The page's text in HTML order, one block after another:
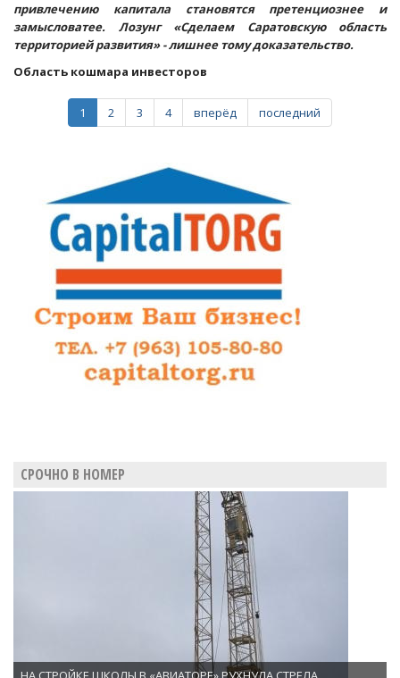
привлечению капитала становятся претенциознее и
замысловатее. Лозунг «Сделаем Саратовскую область
территорией развития» - лишнее тому доказательство.
Область кошмара инвесторов
1 2 3 4 вперёд последний
СРОЧНО В НОМЕР